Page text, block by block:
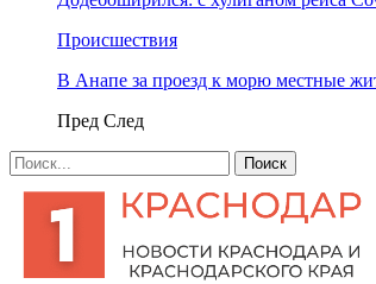
Происшествия
В Анапе за проезд к морю местные
Пред След